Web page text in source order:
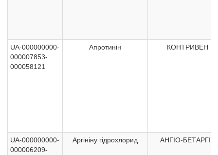
UA-000000000-
000007853-
000058121
Апротинін КОНТРИВЕН
UA-000000000-
000006209-
Аргініну гідрохлорид АНГІО-БЕТАРГІН